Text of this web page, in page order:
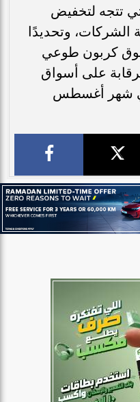
تتجه لتخفيض
الشركات، وتحديدًا
كربون طوعي
على أسواق
شهر أغسطس